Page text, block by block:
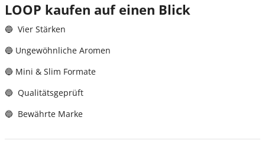
LOOP kaufen auf einen Blick
🔵 Vier Stärken
🔵 Ungewöhnliche Aromen
🔵 Mini & Slim Formate
🔵 Qualitätsgeprüft
🔵 Bewährte Marke